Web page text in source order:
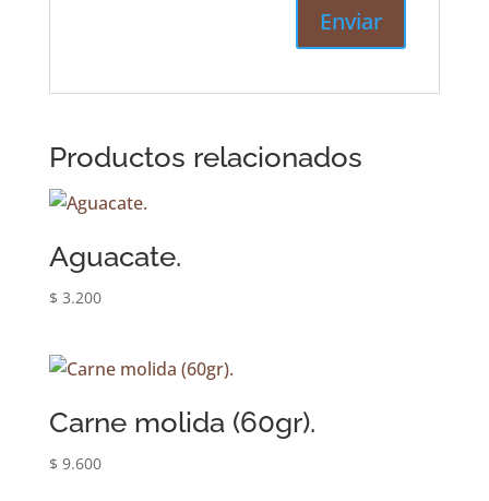
Productos relacionados
Aguacate.
$ 3.200
Carne molida (60gr).
$ 9.600